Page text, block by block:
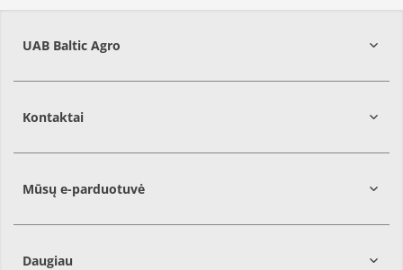
UAB Baltic Agro
Kontaktai
Mūsų e-parduotuvė
Daugiau